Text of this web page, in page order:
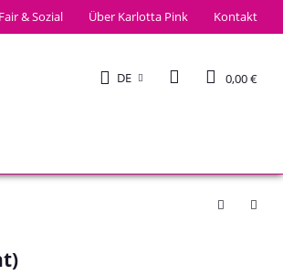
Fair & Sozial Über Karlotta Pink Kontakt
DE 0,00 €